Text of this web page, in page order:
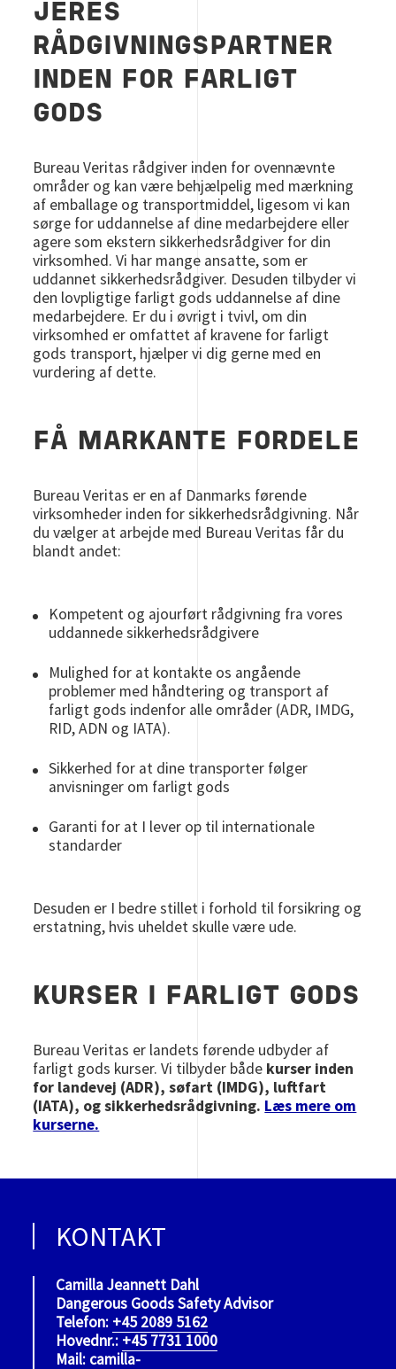
JERES
RÅDGIVNINGSPARTNER
INDEN FOR FARLIGT
GODS
Bureau Veritas rådgiver inden for ovennævnte
områder og kan være behjælpelig med mærkning
af emballage og transportmiddel, ligesom vi kan
sørge for uddannelse af dine medarbejdere eller
agere som ekstern sikkerhedsrådgiver for din
virksomhed. Vi har mange ansatte, som er
uddannet sikkerhedsrådgiver. Desuden tilbyder vi
den lovpligtige farligt gods uddannelse af dine
medarbejdere. Er du i øvrigt i tvivl, om din
virksomhed er omfattet af kravene for farligt
gods transport, hjælper vi dig gerne med en
vurdering af dette.
FÅ MARKANTE FORDELE
Bureau Veritas er en af Danmarks førende
virksomheder inden for sikkerhedsrådgivning. Når
du vælger at arbejde med Bureau Veritas får du
blandt andet:
Kompetent og ajourført rådgivning fra vores
uddannede sikkerhedsrådgivere
Mulighed for at kontakte os angående
problemer med håndtering og transport af
farligt gods indenfor alle områder (ADR, IMDG,
RID, ADN og IATA).
Sikkerhed for at dine transporter følger
anvisninger om farligt gods
Garanti for at I lever op til internationale
standarder
Desuden er I bedre stillet i forhold til forsikring og
erstatning, hvis uheldet skulle være ude.
KURSER I FARLIGT GODS
Bureau Veritas er landets førende udbyder af
farligt gods kurser. Vi tilbyder både kurser inden
for landevej (ADR), søfart (IMDG), luftfart
(IATA), og sikkerhedsrådgivning. Læs mere om
kurserne.
KONTAKT
Camilla Jeannett Dahl
Dangerous Goods Safety Advisor
Telefon: +45 2089 5162
Hovednr.: +45 7731 1000
Mail: camilla-